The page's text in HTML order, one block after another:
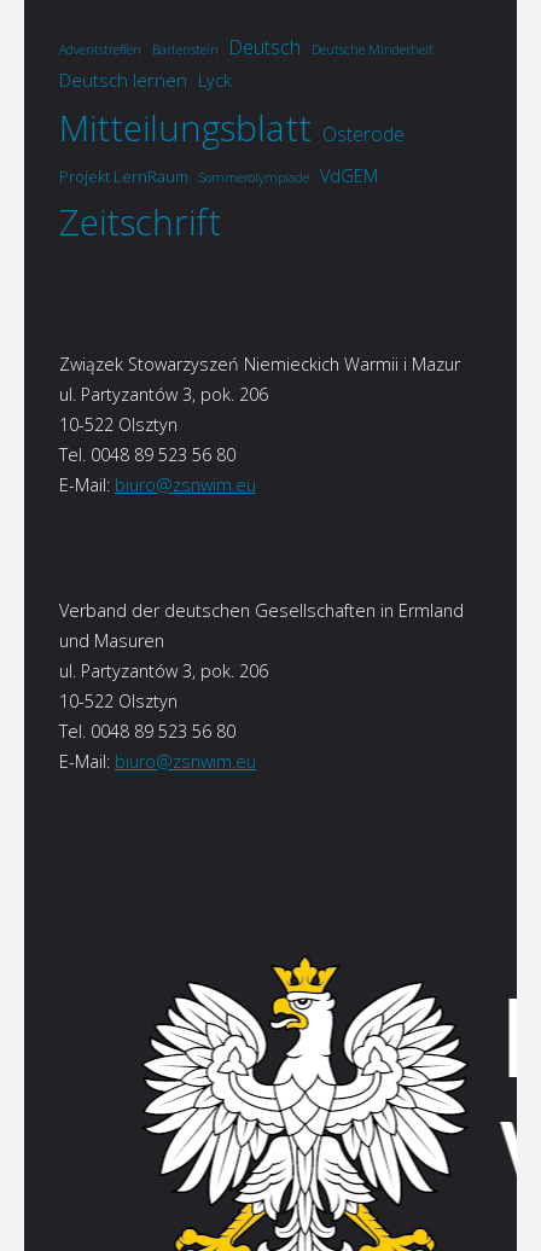
Adventstreffen Bartenstein Deutsch Deutsche Minderheit
Deutsch lernen Lyck
Mitteilungsblatt Osterode
Projekt LernRaum Sommerolympiade VdGEM
Zeitschrift
Związek Stowarzyszeń Niemieckich Warmii i Mazur
ul. Partyzantów 3, pok. 206
10-522 Olsztyn
Tel. 0048 89 523 56 80
E-Mail: biuro@zsnwim.eu
Verband der deutschen Gesellschaften in Ermland
und Masuren
ul. Partyzantów 3, pok. 206
10-522 Olsztyn
Tel. 0048 89 523 56 80
E-Mail: biuro@zsnwim.eu